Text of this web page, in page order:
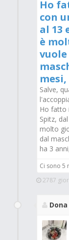
Ho
con
al 13
è
Salve,
Ho fatto
Spitz,
molto
dal
ha 3
Ci sono 5
2787